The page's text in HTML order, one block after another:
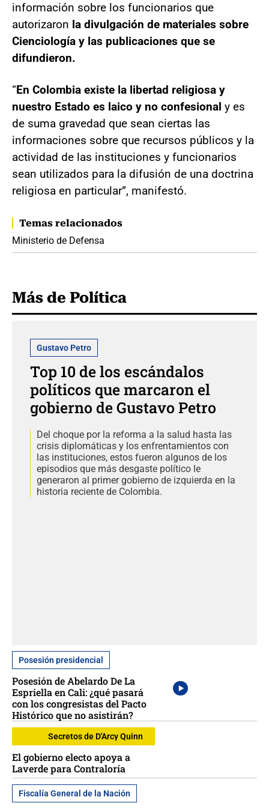
información sobre los funcionarios que
autorizaron la divulgación de materiales sobre
Cienciología y las publicaciones que se
difundieron.
“En Colombia existe la libertad religiosa y
nuestro Estado es laico y no confesional y es
de suma gravedad que sean ciertas las
informaciones sobre que recursos públicos y la
actividad de las instituciones y funcionarios
sean utilizados para la difusión de una doctrina
religiosa en particular”, manifestó.
Temas relacionados
Ministerio de Defensa
Más de Política
Gustavo Petro
Top 10 de los escándalos
políticos que marcaron el
gobierno de Gustavo Petro
Del choque por la reforma a la salud hasta las
crisis diplomáticas y los enfrentamientos con
las instituciones, estos fueron algunos de los
episodios que más desgaste político le
generaron al primer gobierno de izquierda en la
historia reciente de Colombia.
Posesión presidencial
Posesión de Abelardo De La
Espriella en Cali: ¿qué pasará
con los congresistas del Pacto
Histórico que no asistirán?
Secretos de D'Arcy Quinn
El gobierno electo apoya a
Laverde para Contraloría
Fiscalía General de la Nación